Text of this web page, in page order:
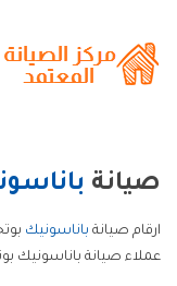
صيانة
ارقام صيانة باناسونيك
عملاء صيانة باناسونيك